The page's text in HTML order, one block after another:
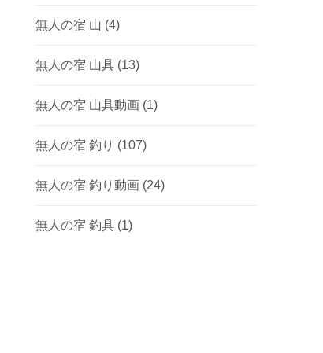
無人の宿 山 (4)
無人の宿 山具 (13)
無人の宿 山具動画 (1)
無人の宿 釣り (107)
無人の宿 釣り動画 (24)
無人の宿 釣具 (1)